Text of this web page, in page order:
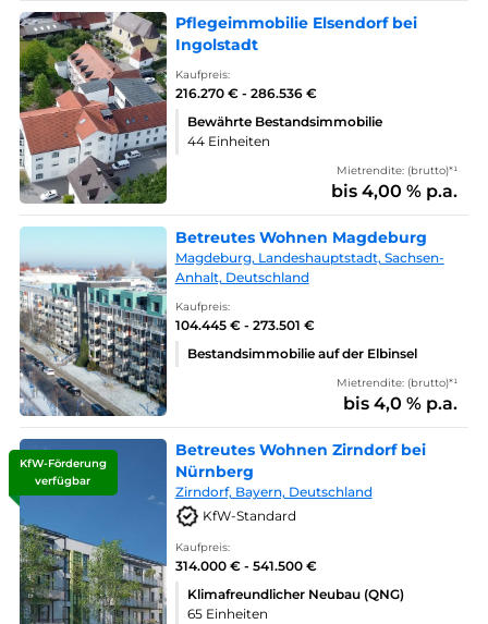
Pflegeimmobilie Elsendorf bei
Ingolstadt
Kaufpreis:
216.270 € - 286.536 €
Bewährte Bestandsimmobilie
44 Einheiten
Mietrendite: (brutto)*¹
bis 4,00 % p.a.
Betreutes Wohnen Magdeburg
Magdeburg, Landeshauptstadt, Sachsen-
Anhalt, Deutschland
Kaufpreis:
104.445 € - 273.501 €
Bestandsimmobilie auf der Elbinsel
Mietrendite: (brutto)*¹
bis 4,0 % p.a.
KfW-Förderung
verfügbar
Betreutes Wohnen Zirndorf bei
Nürnberg
Zirndorf, Bayern, Deutschland
KfW-Standard
Kaufpreis:
314.000 € - 541.500 €
Klimafreundlicher Neubau (QNG)
65 Einheiten